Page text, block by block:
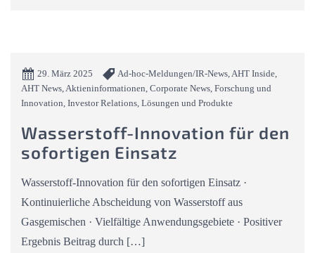
29. März 2025
Ad-hoc-Meldungen/IR-News, AHT Inside,
AHT News, Aktieninformationen, Corporate News, Forschung und
Innovation, Investor Relations, Lösungen und Produkte
Wasserstoff-Innovation für den
sofortigen Einsatz
Wasserstoff-Innovation für den sofortigen Einsatz ·
Kontinuierliche Abscheidung von Wasserstoff aus
Gasgemischen · Vielfältige Anwendungsgebiete · Positiver
Ergebnis Beitrag durch […]